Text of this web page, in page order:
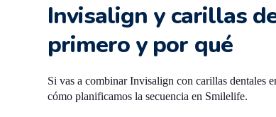
Invisalign y carillas
primero y por qué
Si vas a combinar Invisalign con carillas dentales
cómo planificamos la secuencia en Smilelife.